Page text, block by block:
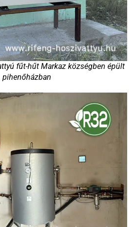
fűt-hűt Markaz községben épült
pihenőházban